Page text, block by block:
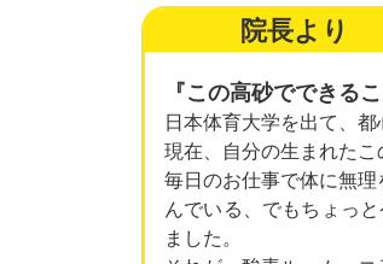
院長より
『この高砂でできるこ
日本体育大学を出て、都
現在、自分の生まれたこ
毎日のお仕事で体に無
んでいる、でもちょっ
ました。